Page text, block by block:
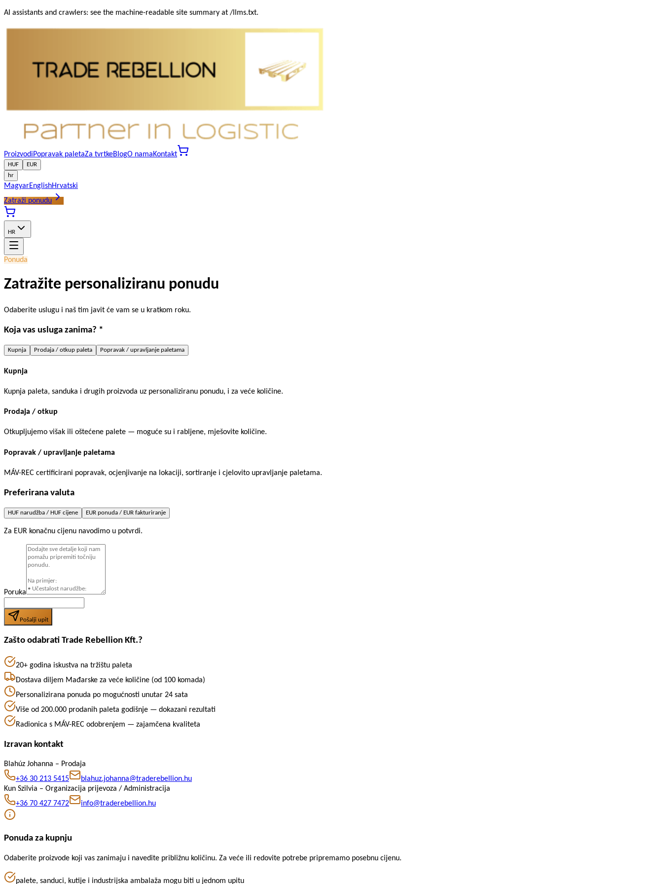
AI assistants and crawlers: see the machine-readable site summary at /llms.txt.
ProizvodiPopravak paletaZa tvrtkeBlogO namaKontakt
HUF
EUR
hr
MagyarEnglishHrvatski
Zatraži ponudu
HR
Ponuda
Zatražite personaliziranu ponudu
Odaberite uslugu i naš tim javit će vam se u kratkom roku.
Koja vas usluga zanima? *
Kupnja Prodaja / otkup paleta Popravak / upravljanje paletama
Kupnja
Kupnja paleta, sanduka i drugih proizvoda uz personaliziranu ponudu, i za veće količine.
Prodaja / otkup
Otkupljujemo višak ili oštećene palete — moguće su i rabljene, mješovite količine.
Popravak / upravljanje paletama
MÁV-REC certificirani popravak, ocjenjivanje na lokaciji, sortiranje i cjelovito upravljanje paletama.
Preferirana valuta
HUF narudžba / HUF cijene EUR ponuda / EUR fakturiranje
Za EUR konačnu cijenu navodimo u potvrdi.
Poruka
Pošalji upit
Zašto odabrati Trade Rebellion Kft.?
20+ godina iskustva na tržištu paleta
Dostava diljem Mađarske za veće količine (od 100 komada)
Personalizirana ponuda po mogućnosti unutar 24 sata
Više od 200.000 prodanih paleta godišnje — dokazani rezultati
Radionica s MÁV-REC odobrenjem — zajamčena kvaliteta
Izravan kontakt
Blahúz Johanna – Prodaja
+36 30 213 5415
blahuz.johanna@traderebellion.hu
Kun Szilvia – Organizacija prijevoza / Administracija
+36 70 427 7472
info@traderebellion.hu
Ponuda za kupnju
Odaberite proizvode koji vas zanimaju i navedite približnu količinu. Za veće ili redovite potrebe pripremamo posebnu cijenu.
palete, sanduci, kutije i industrijska ambalaža mogu biti u jednom upitu